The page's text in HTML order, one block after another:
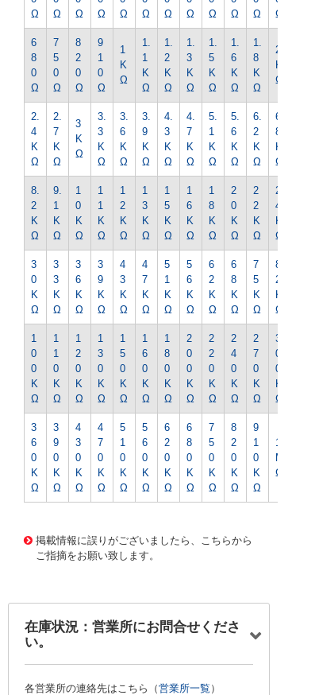
Ω
Ω
Ω
Ω
Ω
Ω
Ω
Ω
Ω
Ω
Ω
Ω
6
8
0
Ω
7
5
0
Ω
8
2
0
Ω
9
1
0
Ω
1
K
Ω
1.
1
K
Ω
1.
2
K
Ω
1.
3
K
Ω
1.
5
K
Ω
1.
6
K
Ω
1.
8
K
Ω
2
K
Ω
2.
4
K
Ω
2.
7
K
Ω
3
K
Ω
3.
3
K
Ω
3.
6
K
Ω
3.
9
K
Ω
4.
3
K
Ω
4.
7
K
Ω
5.
1
K
Ω
5.
6
K
Ω
6.
2
K
Ω
6.
8
K
Ω
8.
2
K
Ω
9.
1
K
Ω
1
0
K
Ω
1
1
K
Ω
1
2
K
Ω
1
3
K
Ω
1
5
K
Ω
1
6
K
Ω
1
8
K
Ω
2
0
K
Ω
2
2
K
Ω
2
4
K
Ω
3
0
K
Ω
3
3
K
Ω
3
6
K
Ω
3
9
K
Ω
4
3
K
Ω
4
7
K
Ω
5
1
K
Ω
5
6
K
Ω
6
2
K
Ω
6
8
K
Ω
7
5
K
Ω
8
2
K
Ω
1
0
0
K
Ω
1
1
0
K
Ω
1
2
0
K
Ω
1
3
0
K
Ω
1
5
0
K
Ω
1
6
0
K
Ω
1
8
0
K
Ω
2
0
0
K
Ω
2
2
0
K
Ω
2
4
0
K
Ω
2
7
0
K
Ω
3
0
0
K
Ω
3
6
0
K
Ω
3
9
0
K
Ω
4
3
0
K
Ω
4
7
0
K
Ω
5
1
0
K
Ω
5
6
0
K
Ω
6
2
0
K
Ω
6
8
0
K
Ω
7
5
0
K
Ω
8
2
0
K
Ω
9
1
0
K
Ω
1
M
Ω
掲載情報に誤りがございましたら、こちらから
ご指摘をお願い致します。
在庫状況：営業所にお問合せくださ
い。
各営業所の連絡先はこちら（営業所一覧 ）